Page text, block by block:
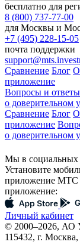
бесплатно для
8 (800) 737-77-00
для Москвы и
+7 (495) 228-15-05
почта поддержки
Сравнение Блог О
приложение
Вопросы и ответы
о доверительном
Сравнение Блог О
приложение
о доверительном
Мы в социальных
Установите
приложение МТС
приложение:
Личный кабинет
© 2000–2026, АО
115432, г.